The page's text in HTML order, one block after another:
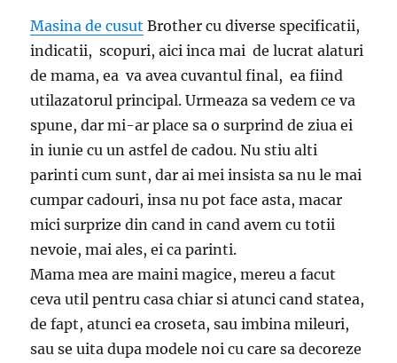
Masina de cusut Brother cu diverse specificatii,
indicatii, scopuri, aici inca mai de lucrat alaturi
de mama, ea va avea cuvantul final, ea fiind
utilazatorul principal. Urmeaza sa vedem ce va
spune, dar mi-ar place sa o surprind de ziua ei
in iunie cu un astfel de cadou. Nu stiu alti
parinti cum sunt, dar ai mei insista sa nu le mai
cumpar cadouri, insa nu pot face asta, macar
mici surprize din cand in cand avem cu totii
nevoie, mai ales, ei ca parinti.
Mama mea are maini magice, mereu a facut
ceva util pentru casa chiar si atunci cand statea,
de fapt, atunci ea croseta, sau imbina mileuri,
sau se uita dupa modele noi cu care sa decoreze